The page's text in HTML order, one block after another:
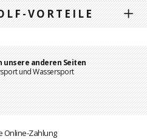
VORTEILE
unsere anderen Seiten
und Wassersport
Online-Zahlung